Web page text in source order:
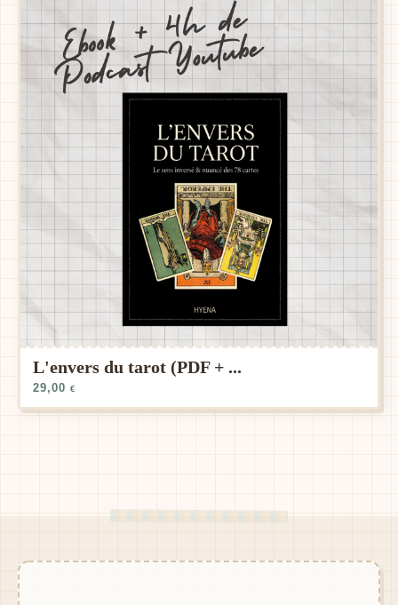
L'envers du tarot (PDF + ...
29,00 €